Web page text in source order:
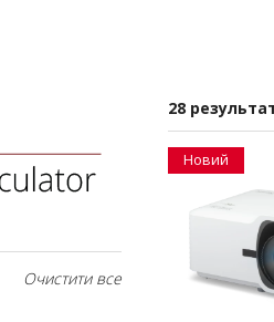
Очистити все
28
Новий